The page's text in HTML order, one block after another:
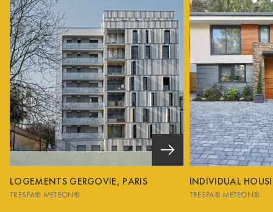
LOGEMENTS GERGOVIE, PARIS
TRESPA® METEON®
INDIVIDUAL
TRESPA® METEON®